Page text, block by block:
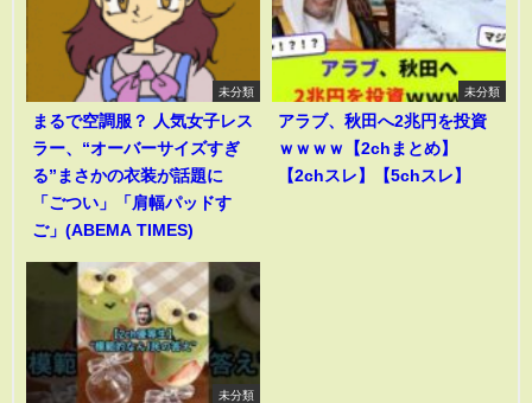
未分類
まるで空調服？ 人気女子レス
ラー、“オーバーサイズすぎ
る”まさかの衣装が話題に
「ごつい」「肩幅パッドす
ご」(ABEMA TIMES)
未分類
アラブ、秋田へ2兆円を投資
ｗｗｗｗ【2chまとめ】
【2chスレ】【5chスレ】
未分類